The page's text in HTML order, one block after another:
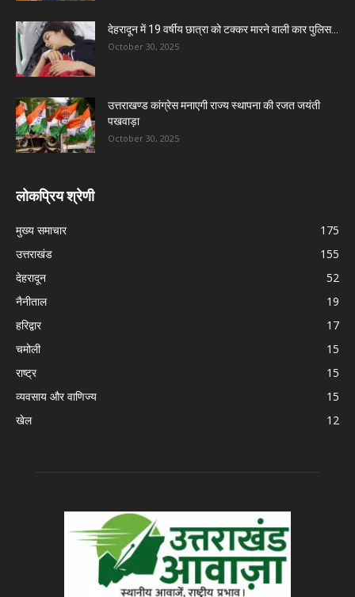
देहरादून में 19 वर्षीय छात्रा को टक्कर मारने वाली कार पुलिस...
October 30, 2025
उत्तराखण्ड कांग्रेस मनाएगी राज्य स्थापना की रजत जयंती
पखवाड़ा
October 30, 2025
लोकप्रिय श्रेणी
मुख्य समाचार
175
उत्तराखंड
155
देहरादून
52
नैनीताल
19
हरिद्वार
17
चमोली
15
राष्ट्र
15
व्यवसाय और वाणिज्य
15
खेल
12